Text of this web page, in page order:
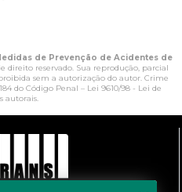
de Prevenção de Acidentes de
direito reservado. Sua reprodução, parcial
sem a autorização do autor. Crime
do Código Penal – Lei 9610/98 - Lei de
autorais.